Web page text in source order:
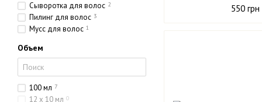
550 грн
Сыворотка для волос 2
Пилинг для волос 3
Мусс для волос 1
Объем
100 мл 7
12 х 10 мл 0